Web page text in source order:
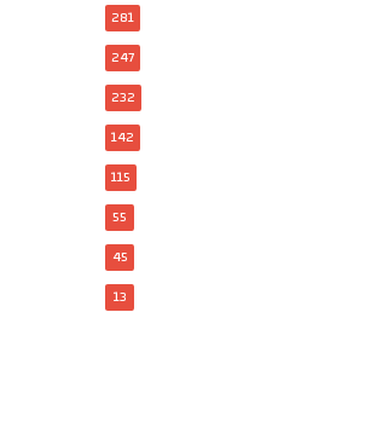
281
247
232
142
115
55
45
13